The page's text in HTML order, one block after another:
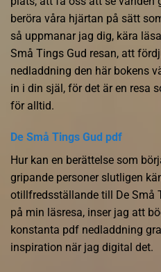
beröra våra hjärtan på sätt
så uppmanar jag dig, kära
Små Tings Gud resan, att
nedladdning den här bokens
in i din själ, för det är en resa
för alltid.
De Små Tings Gud pdf
Hur kan en berättelse som
gripande personer slutligen
otillfredsställande till De Små
på min läsresa, inser jag att
konstanta pdf nedladdning
inspiration när jag digital det.